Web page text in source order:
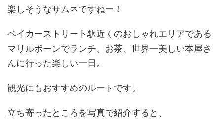
楽しそうなサムネですねー！
ベイカーストリート駅近くのおしゃれエリアである
マリルボーンでランチ、お茶、世界一美しい本屋さ
んに行った楽しい一日。
観光にもおすすめのルートです。
立ち寄ったところを写真で紹介すると、